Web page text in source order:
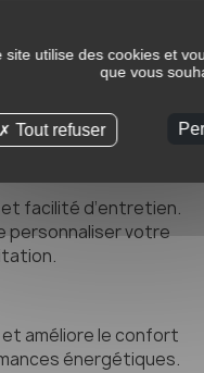
site utilise des cookies et
que vous
Tout refuser
de portes
aux technologies
d’excellentes
et d’isolation.
facilité d’entretien.
personnaliser votre
améliore le confort
énergétiques.